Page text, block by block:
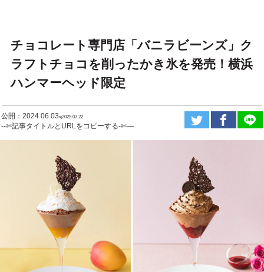
チョコレート専門店「バニラビーンズ」ク
ラフトチョコを削ったかき氷を発売！横浜
ハンマーヘッド限定
公開：2024.06.03ಇ2025.07.22
--✄記事タイトルとURLをコピーする-✄—